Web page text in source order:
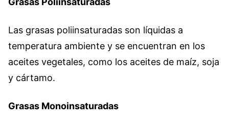
Las grasas poliinsaturadas son líquidas a
temperatura ambiente y se encuentran en los
aceites vegetales, como los aceites de maíz, soja
y cártamo.
Grasas Monoinsaturadas